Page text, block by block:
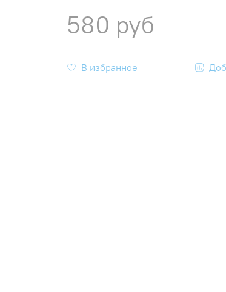
580 руб
В избранное